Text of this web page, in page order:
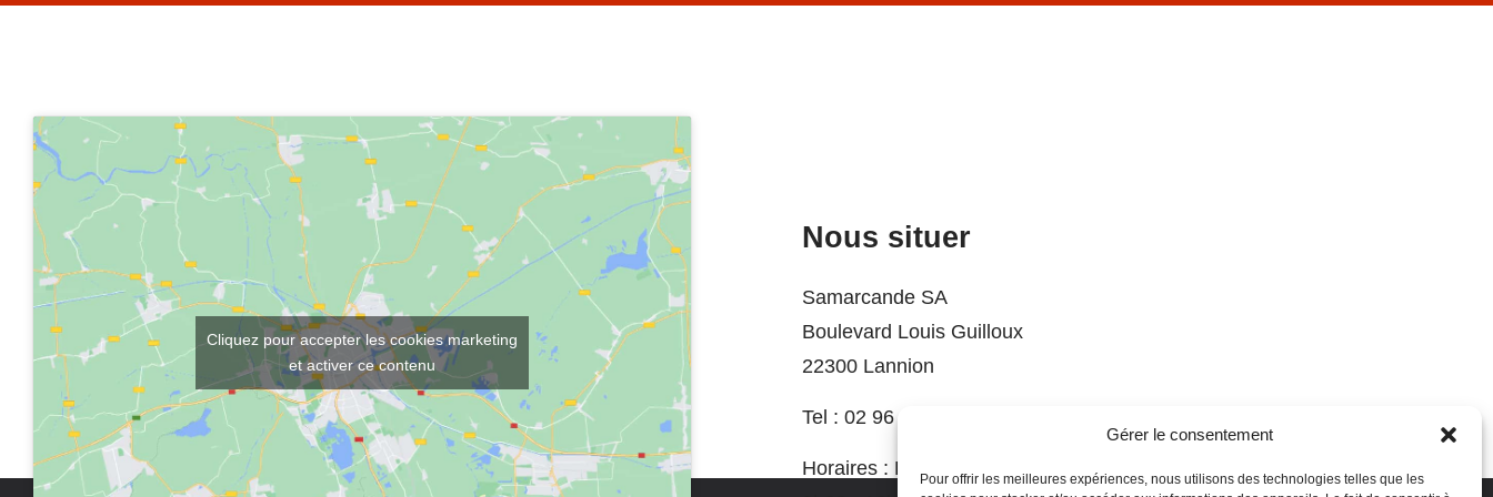
Gérer le consentement
Pour offrir les meilleures expériences, nous utilisons des technologies telles que les
Cliquez pour accepter les cookies marketing
et activer ce contenu
Nous situer
Samarcande SA
Boulevard Louis Guilloux
22300 Lannion
Tel : 02 96 37 74 06
Horaires : Du mardi au samedi